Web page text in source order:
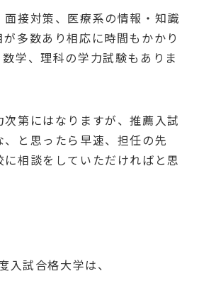
接対策、医療系の情報・知識
多数あり相応に時間もかかり
学、理科の学力試験もありま
第にはなりますが、推薦入試
と思ったら早速、担任の先
相談をしていただければと思
試合格大学は、